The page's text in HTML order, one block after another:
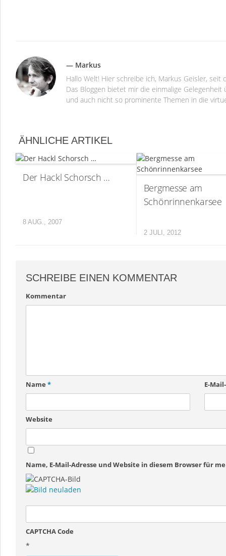
— Markus
Hallo Welt! Hier schreibe ich, Markus Geisler,
Das Bloggen bietet mir die einmalige
und auch nicht so prominente Themen in die
ÄHNLICHE ARTIKEL
Der Hackl Schorsch …
8 AUG., 2007
Bergmesse am
Schönrinnenkarsee
2 JULI, 2012
SCHREIBE EINEN KOMMENTAR
Kommentar
Name * E-
Website
Name, E-Mail-Adresse und Website in diesem Browser für
CAPTCHA Code
*